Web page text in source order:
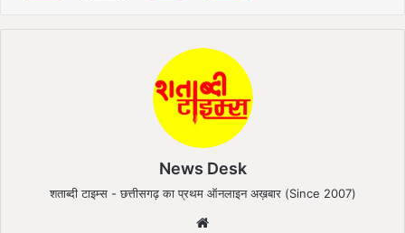
News Desk
शताब्दी टाइम्स - छत्तीसगढ़ का प्रथम ऑनलाइन अख़बार (Since 2007)